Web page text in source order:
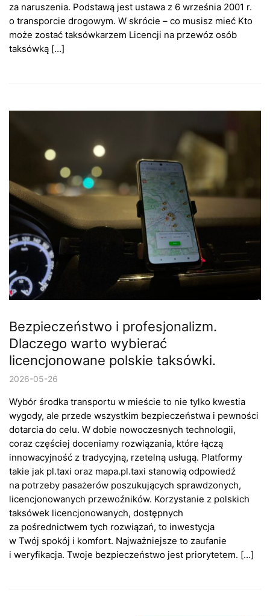
za naruszenia. Podstawą jest ustawa z 6 września 2001 r.
o transporcie drogowym. W skrócie – co musisz mieć Kto
może zostać taksówkarzem Licencji na przewóz osób
taksówką […]
Bezpieczeństwo i profesjonalizm.
Dlaczego warto wybierać
licencjonowane polskie taksówki.
2026-05-26
Wybór środka transportu w mieście to nie tylko kwestia
wygody, ale przede wszystkim bezpieczeństwa i pewności
dotarcia do celu. W dobie nowoczesnych technologii,
coraz częściej doceniamy rozwiązania, które łączą
innowacyjność z tradycyjną, rzetelną usługą. Platformy
takie jak pl.taxi oraz mapa.pl.taxi stanowią odpowiedź
na potrzeby pasażerów poszukujących sprawdzonych,
licencjonowanych przewoźników. Korzystanie z polskich
taksówek licencjonowanych, dostępnych
za pośrednictwem tych rozwiązań, to inwestycja
w Twój spokój i komfort. Najważniejsze to zaufanie
i weryfikacja. Twoje bezpieczeństwo jest priorytetem. […]